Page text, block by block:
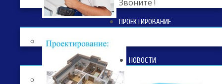
Звоните !
ПРОЕКТИРОВАНИЕ
НОВОСТИ